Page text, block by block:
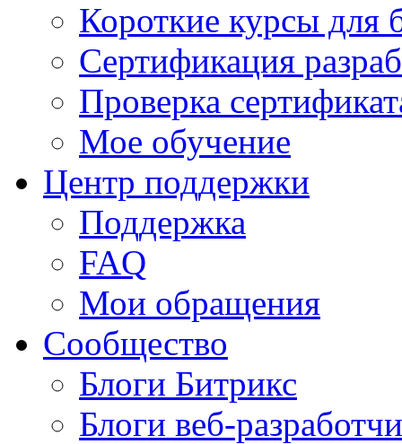
Короткие курсы для
Сертификация
Проверка
Мое обучение
Центр поддержки
Поддержка
FAQ
Мои обращения
Сообщество
Блоги Битрикс
Блоги веб-